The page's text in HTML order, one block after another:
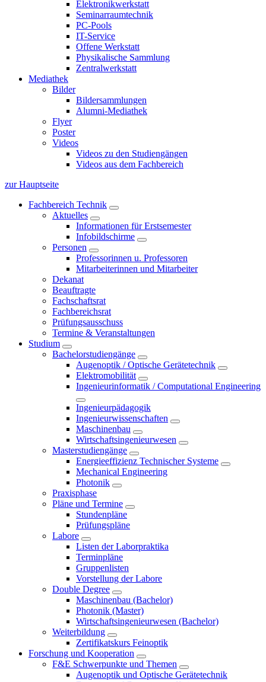
Elektronikwerkstatt
Seminarraumtechnik
PC-Pools
IT-Service
Offene Werkstatt
Physikalische Sammlung
Zentralwerkstatt
Mediathek
Bilder
Bildersammlungen
Alumni-Mediathek
Flyer
Poster
Videos
Videos zu den Studiengängen
Videos aus dem Fachbereich
zur Hauptseite
Fachbereich Technik
Aktuelles
Informationen für Erstsemester
Infobildschirme
Personen
Professorinnen u. Professoren
Mitarbeiterinnen und Mitarbeiter
Dekanat
Beauftragte
Fachschaftsrat
Fachbereichsrat
Prüfungsausschuss
Termine & Veranstaltungen
Studium
Bachelorstudiengänge
Augenoptik / Optische Gerätetechnik
Elektromobilität
Ingenieurinformatik / Computational Engineering
Ingenieurpädagogik
Ingenieurwissenschaften
Maschinenbau
Wirtschaftsingenieurwesen
Masterstudiengänge
Energieeffizienz Technischer Systeme
Mechanical Engineering
Photonik
Praxisphase
Pläne und Termine
Stundenpläne
Prüfungspläne
Labore
Listen der Laborpraktika
Terminpläne
Gruppenlisten
Vorstellung der Labore
Double Degree
Maschinenbau (Bachelor)
Photonik (Master)
Wirtschaftsingenieurwesen (Bachelor)
Weiterbildung
Zertifikatskurs Feinoptik
Forschung und Kooperation
F&E Schwerpunkte und Themen
Augenoptik und Optische Gerätetechnik